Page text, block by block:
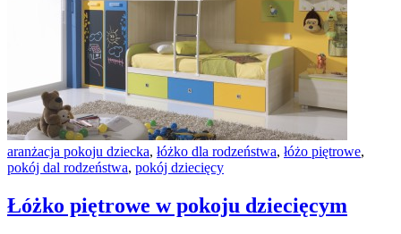
aranżacja pokoju dziecka, łóżko dla rodzeństwa, łóżo piętrowe,
pokój dal rodzeństwa, pokój dziecięcy
Łóżko piętrowe w pokoju dziecięcym